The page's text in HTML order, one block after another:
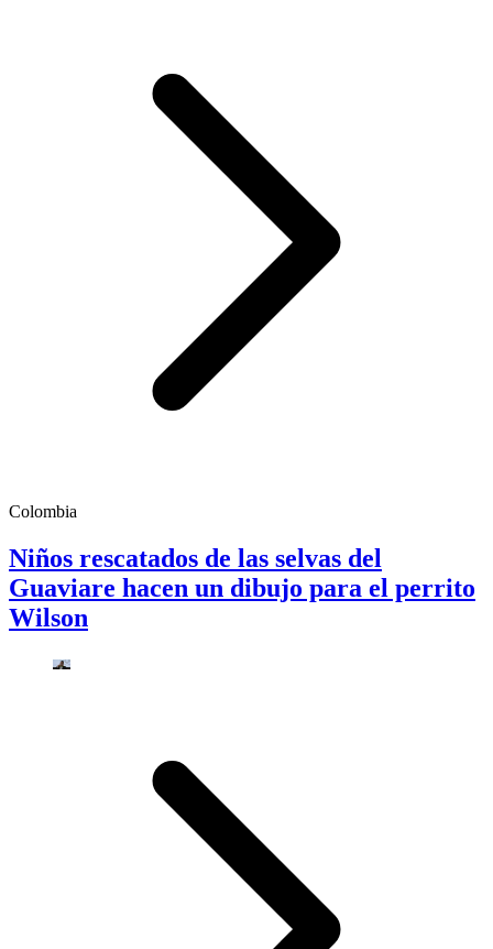
Colombia
Niños rescatados de las selvas del
Guaviare hacen un dibujo para el perrito
Wilson